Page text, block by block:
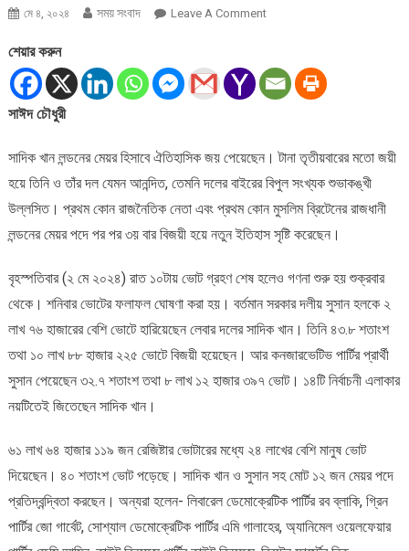
মে ৪, ২০২৪ সময় সংবাদ Leave A CommentOn
:
টানা
মেয়র
হলেন
সাদিক
শেয়ার করুন
সাঈদ চৌধুরী
সাদিক খান লন্ডনের মেয়র হিসাবে ঐতিহাসিক জয় পেয়েছেন। টানা তৃতীয়বারের মতো জয়ী
হয়ে তিনি ও তাঁর দল যেমন আনন্দিত, তেমনি দলের বাইরের বিপুল সংখ্যক শুভাকঙ্খী
উল্লসিত। প্রথম কোন রাজনৈতিক নেতা এবং প্রথম কোন মুসলিম ব্রিটেনের রাজধানী
লন্ডনের মেয়র পদে পর পর ৩য় বার বিজয়ী হয়ে নতুন ইতিহাস সৃষ্টি করেছেন।
বৃহস্পতিবার (২ মে ২০২৪) রাত ১০টায় ভোট গ্রহণ শেষ হলেও গণনা শুরু হয় শুক্রবার
থেকে। শনিবার ভোটের ফলাফল ঘোষণা করা হয়। বর্তমান সরকার দলীয় সুসান হলকে ২
লাখ ৭৬ হাজারের বেশি ভোটে হারিয়েছেন লেবার দলের সাদিক খান। তিনি ৪৩.৮ শতাংশ
তথা ১০ লাখ ৮৮ হাজার ২২৫ ভোটে বিজয়ী হয়েছেন। আর কনজারভেটিভ পার্টির প্রার্থী
সুসান পেয়েছেন ৩২.৭ শতাংশ তথা ৮ লাখ ১২ হাজার ৩৯৭ ভোট। ১৪টি নির্বাচনী এলাকার
নয়টিতেই জিতেছেন সাদিক খান।
৬১ লাখ ৬৪ হাজার ১১৯ জন রেজিষ্টার ভোটারের মধ্যে ২৪ লাখের বেশি মানুষ ভোট
দিয়েছেন। ৪০ শতাংশ ভোট পড়েছে। সাদিক খান ও সুসান সহ মোট ১২ জন মেয়র পদে
প্রতিদ্বন্দ্বিতা করছেন। অন্যরা হলেন- লিবারেল ডেমোক্রেটিক পার্টির রব ব্লাকি, গ্রিন
পার্টির জো গার্বেট, সোশ্যাল ডেমোক্রেটিক পার্টির এমি গালাহের, অ্যানিমেল ওয়েলফেয়ার